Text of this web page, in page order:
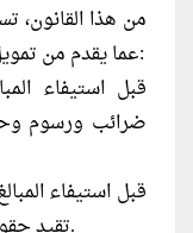
من هذا القانون،
عما يقدم من تمويل للمشروعات المتعثرة بالأولوية الآتية: